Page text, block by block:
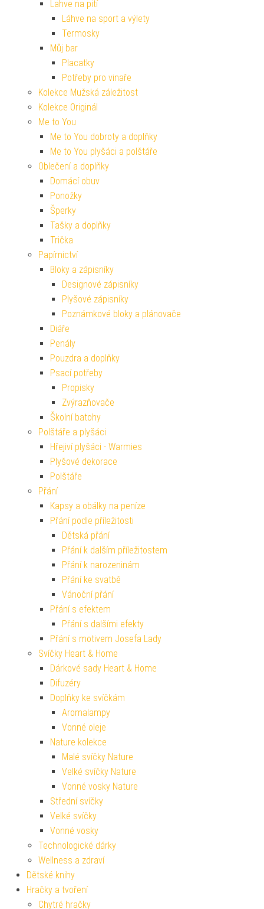
Lahve na pití
Láhve na sport a výlety
Termosky
Můj bar
Placatky
Potřeby pro vinaře
Kolekce Mužská záležitost
Kolekce Originál
Me to You
Me to You dobroty a doplňky
Me to You plyšáci a polštáře
Oblečení a doplňky
Domácí obuv
Ponožky
Šperky
Tašky a doplňky
Trička
Papírnictví
Bloky a zápisníky
Designové zápisníky
Plyšové zápisníky
Poznámkové bloky a plánovače
Diáře
Penály
Pouzdra a doplňky
Psací potřeby
Propisky
Zvýrazňovače
Školní batohy
Polštáře a plyšáci
Hřejiví plyšáci - Warmies
Plyšové dekorace
Polštáře
Přání
Kapsy a obálky na peníze
Přání podle příležitosti
Dětská přání
Přání k dalším příležitostem
Přání k narozeninám
Přání ke svatbě
Vánoční přání
Přání s efektem
Přání s dalšími efekty
Přání s motivem Josefa Lady
Svíčky Heart & Home
Dárkové sady Heart & Home
Difuzéry
Doplňky ke svíčkám
Aromalampy
Vonné oleje
Nature kolekce
Malé svíčky Nature
Velké svíčky Nature
Vonné vosky Nature
Střední svíčky
Velké svíčky
Vonné vosky
Technologické dárky
Wellness a zdraví
Dětské knihy
Hračky a tvoření
Chytré hračky